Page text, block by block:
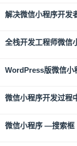
解决微信小程序开发
全栈开发工程师微信
WordPress版微信小
微信小程序开发过程
微信小程序 —搜索框